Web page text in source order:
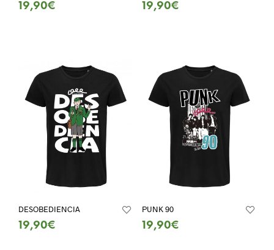
19,90€ 19,90€
DESOBEDIENCIA
19,90€
PUNK 90
19,90€